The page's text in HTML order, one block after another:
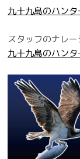
九十九島のハン
スタッフのナレ
九十九島のハン